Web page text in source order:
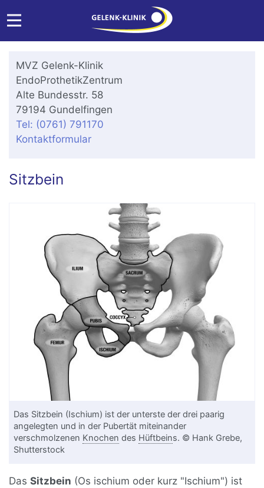
MVZ Gelenk-Klinik
EndoProthetikZentrum
Alte Bundesstr. 58
79194 Gundelfingen
Tel: (0761) 791170
Kontaktformular
Sitzbein
Das Sitzbein (Ischium) ist der unterste der drei paarig
angelegten und in der Pubertät miteinander
verschmolzenen Knochen des Hüftbeins. © Hank Grebe,
Shutterstock
DasSitzbein (Os ischium oder kurz "Ischium") ist